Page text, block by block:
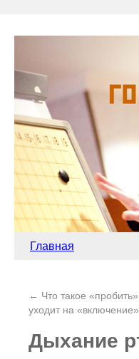
Главная
← Что такое
уходит на
Дыхание